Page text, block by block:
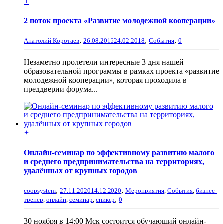
2 поток проекта «Развитие молодежной кооперации»
Анатолий Коротаев, 26.08.201624.02.2018, События, 0
Незаметно пролетели интересные 3 дня нашей
образовательной программы в рамках проекта «развитие
молодежной кооперации», которая проходила в
преддверии форума...
+
Онлайн-семинар по эффективному развитию малого
и среднего предпринимательства на территориях,
удалённых от крупных городов
coopsystem, 27.11.202014.12.2020, Мероприятия, События, бизнес-
тренер, онлайн, семинар, спикер, 0
30 ноября в 14:00 Мск состоится обучающий онлайн-